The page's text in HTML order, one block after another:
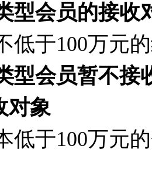
型会员的接收
低于100万元
型会员暂不接
对象
低于100万元